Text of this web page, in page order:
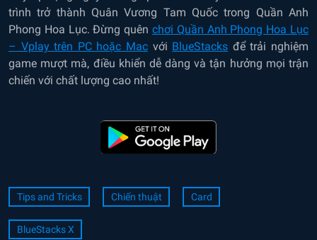
trình trở thành Quân Vương Tam Quốc trong Quần Anh
Phong Hoa Lục. Đừng quên chơi Quần Anh Phong Hoa Lục
– Vplay trên PC hoặc Mac với BlueStacks để trải nghiệm
game mượt mà, điều khiển dễ dàng và tận hưởng mọi trận
chiến với chất lượng cao nhất!
Tips and Tricks Chiến thuật Card
BlueStacks X